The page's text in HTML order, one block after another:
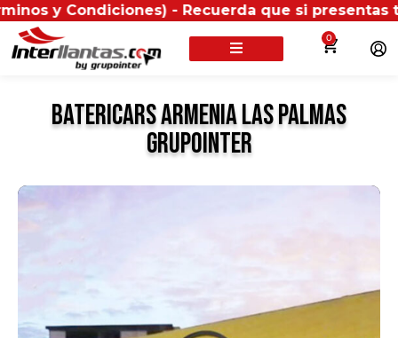
Condiciones) - Recuerda que si presentas tu
0
Batericars Armenia Las Palmas
GrupoInter